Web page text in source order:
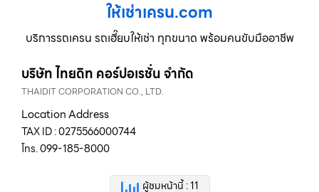
ให้เช่าเครน.com
บริการรถเครน รถเฮี๊ยบให้เช่า ทุกขนาด พร้อมคนขับมืออาชีพ
บริษัท ไทยดิท คอร์ปอเรชั่น จำกัด
THAIDIT CORPORATION CO., LTD.
Location Address
TAX ID : 0275566000744
โทร. 099-185-8000
ผู้ชมหน้านี้ : 11